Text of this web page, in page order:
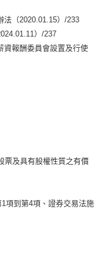
法（2020.01.15）/233
）/237
報酬委員會設置及行使
及具有股權性質之有價
項到第4項、證券交易法施